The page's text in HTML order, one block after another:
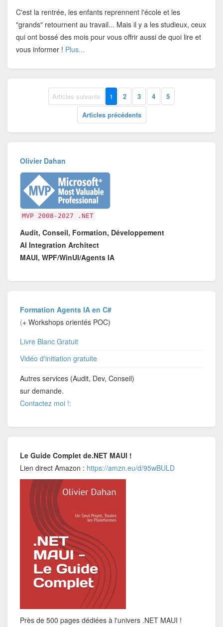
C'est la rentrée, les enfants reprennent l'école et les
"grands" retournent au travail... Mais il y a les studieux, ceux
qui ont bossé des mois pour vous offrir aussi de quoi lire et
vous informer ! Plus...
Articles suivants 1 2 3 4
5
Articles précédents
Olivier Dahan
MVP 2008-2027 .NET
Audit, Conseil, Formation, Développement
AI Integration Architect
MAUI, WPF/WinUI/Agents IA
Formation Agents IA en C#
(+ Workshops orientés POC)
Livre Blanc Gratuit
Vidéo d'initiation gratuite
Autres services (Audit, Dev, Conseil)
sur demande.
Contactez moi !:
Le Guide Complet de.NET MAUI !
Lien direct Amazon : https://amzn.eu/d/95wBULD
Près de 500 pages dédiées à l'univers .NET MAUI !